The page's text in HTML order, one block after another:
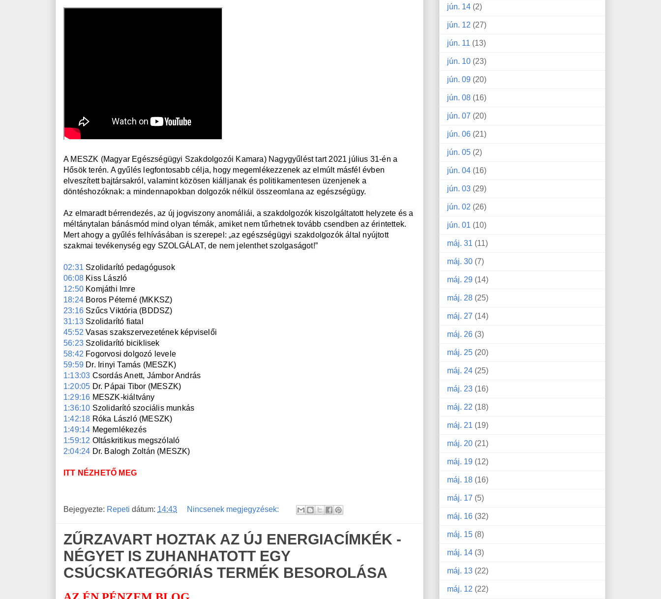
A MESZK (Magyar Egészségügyi Szakdolgozói Kamara) Nagygyűlést tart 2021 július 31-én a
Hősök terén. A gyűlés legfontosabb célja, hogy megemlékezzenek az elmúlt másfél évben
elveszített bajtársakról, valamint közösen kiálljanak és politikamentesen üzenjenek a
döntéshozóknak: a mindennapokban dolgozók nélkül összeomlana az egészségügy.
Az elmaradt bérrendezés, az új jogviszony anomáliái, a szakdolgozók kiszolgáltatott helyzete és a
méltánytalan bánásmód mind olyan témák, amiket nem tűrhetnek tovább csendben az érintettek.
Mert ahogy a gyűlés felhívásában is szerepel: „az egészségügyi szakdolgozók által nyújtott
szakmai tevékenység egy SZOLGÁLAT, de nem jelenthet szolgaságot!”
02:31
Szolidarító pedagógusok
06:08
12:50
Komjáthi Imre
18:24
23:16
31:13
45:52
56:23
58:42
59:59
1:13:03
1:20:05
1:29:16
1:36:10
1:42:18
1:49:14
1:59:12
2:04:24 Dr. Balogh Zoltán (MESZK)
ITT NÉZHETŐ MEG
Bejegyezte: Repeti dátum: 14:43 Nincsenek megjegyzések:
ZŰRZAVART HOZTAK AZ ÚJ ENERGIACÍMKÉK -
NÉGYET IS ZUHANHATOTT EGY
CSÚCSKATEGÓRIÁS TERMÉK BESOROLÁSA
jún. 14 (2)
jún. 12 (27)
jún. 11 (13)
jún. 10 (23)
jún. 09 (20)
jún. 08 (16)
jún. 07 (20)
jún. 06 (21)
jún. 05 (2)
jún. 04 (16)
jún. 03 (29)
jún. 02 (26)
jún. 01 (10)
máj. 31 (11)
máj. 30 (7)
máj. 29 (14)
máj. 28 (25)
máj. 27 (14)
máj. 26 (3)
máj. 25 (20)
máj. 24 (25)
máj. 23 (16)
máj. 22 (18)
máj. 21 (19)
máj. 20 (21)
máj. 19 (12)
máj. 18 (16)
máj. 17 (5)
máj. 16 (32)
máj. 15 (8)
máj. 14 (3)
máj. 13 (22)
máj. 12 (22)